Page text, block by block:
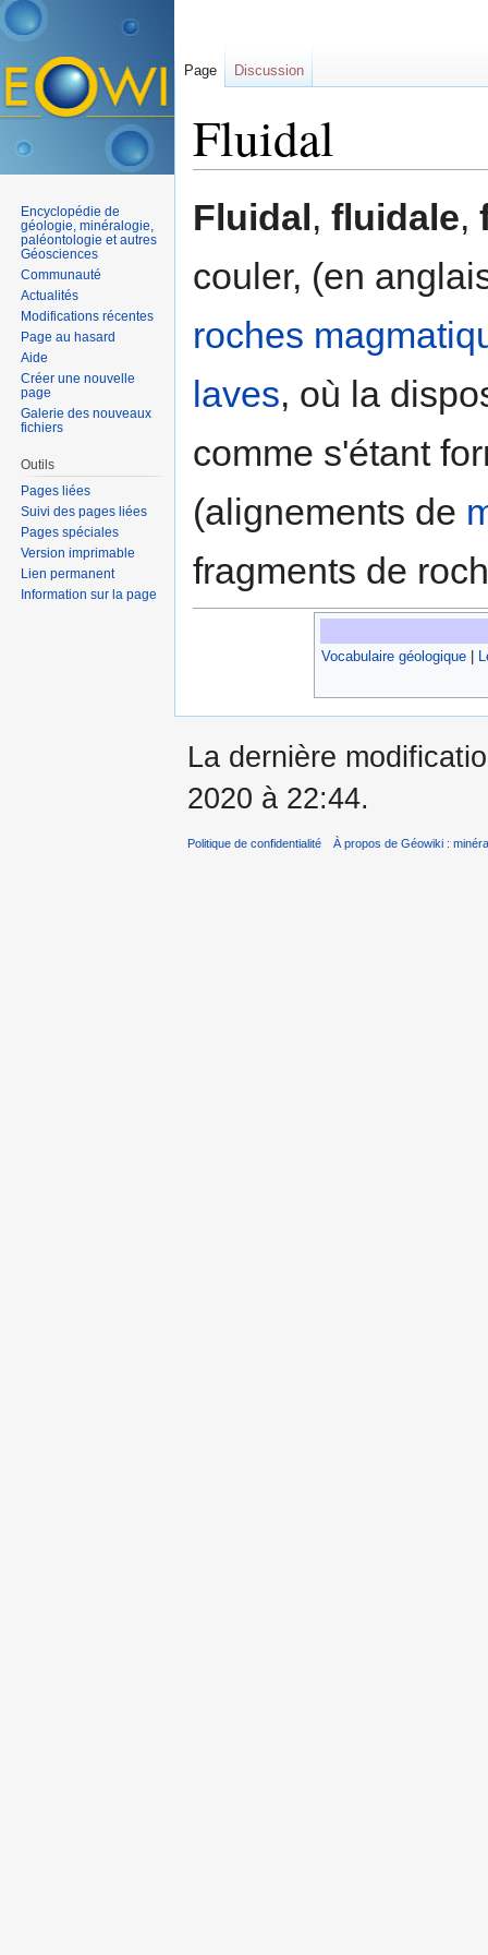
Fluidal
Fluidal , fluidale,
couler, (en
roches
laves, où la
comme s'étant
(alignements de
fragments de
Vocabulaire géologique|
Page Discussion
Encyclopédie de
géologie, minéralogie,
paléontologie et autres
Géosciences
Communauté
Actualités
Modifications récentes
Page au hasard
Aide
Créer une nouvelle
page
Galerie des nouveaux
fichiers
Outils
Pages liées
Suivi des pages liées
Pages spéciales
Version imprimable
Lien permanent
Information sur la page
La dernière
2020 à 22:44.
Politique de confidentialité À propos de Géowiki :